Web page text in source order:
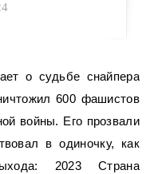
600 фашистов
войны. Его прозвали
в одиночку, как
2023 Страна